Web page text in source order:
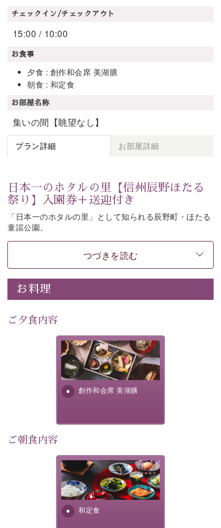
チェックイン/チェックアウト
15:00 / 10:00
お食事
夕食 : 創作和会席 美湖膳
朝食 : 和定食
お部屋名称
集いの間【眺望なし】
プラン詳細 お部屋詳細
日本一のホタルの里【信州辰野ほたる
祭り】入園券＋送迎付き
「日本一のホタルの里」として知られる辰野町・ほたる
童謡公園。
そこで開催される【信州辰野ほたる祭り】への送迎と入
園券がついた期間限定プランをご用意いたしました。
ホタルが織りなす幻想的な光景。昨年は多い日で1日
4,000匹以上のホタルが観測されました。（出典・画
：辰野町）
自然豊かな信州ならではの風情をご体験ください。
宿泊期間:2026年6月13日～21日
【スケジュール】
17：30 ご夕食
19：10 お隣の「ホテル紅や」ロビー集合
19：20 出発（近隣旅館2か所を経由します）
20：00 ほたる童謡公園到着（60分間の自由時間）
21：45 「ホテル紅や」到着
【ご予約前にご確認ください】
※本プランはバスの定員に限りがあるため、先着順での
ご案内となります。
※ご予約完了後でも、時間差により満席となる場合がご
ざいます。その際は当館よりご連絡申し上げます。
※催行人数に満たない場合は、催行を見合わせる場合が
ございます。その際は前日までにご連絡いたします。
※ほたる童謡公園では自由行動となります（ガイドは付
つづきを読む
お料理
ご夕食内容
創作和会席 美湖膳
美湖膳とは諏訪の地で特別を
提供する為に料理長・神原 裕
明が考え出した創作和会席で
す。美しい諏訪湖の幸...
ご朝食内容
和定食
さっぱりとした和食膳に使わ
れる食材は、諏訪の名産品を
ふんだんに取り入れ、安心・
安全を心掛けた長野県産...